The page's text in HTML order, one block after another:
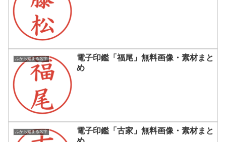
ふから始まる名字
電子印鑑「福尾」無料画像・素材まと
め
ふから始まる名字
電子印鑑「古家」無料画像・素材まと